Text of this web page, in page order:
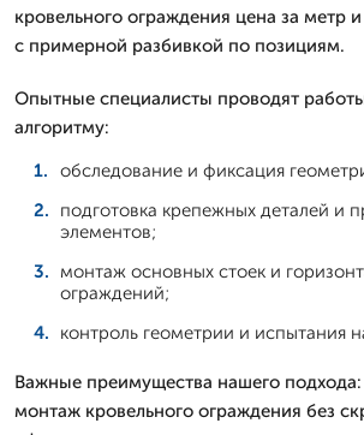
кровельного ограждения цена за метр
с примерной разбивкой по позициям.
Опытные специалисты проводят
алгоритму:
обследование и фиксация
подготовка крепежных деталей и
элементов;
монтаж основных стоек и
ограждений;
контроль геометрии и испытания
Важные преимущества нашего подхода:
монтаж кровельного ограждения без